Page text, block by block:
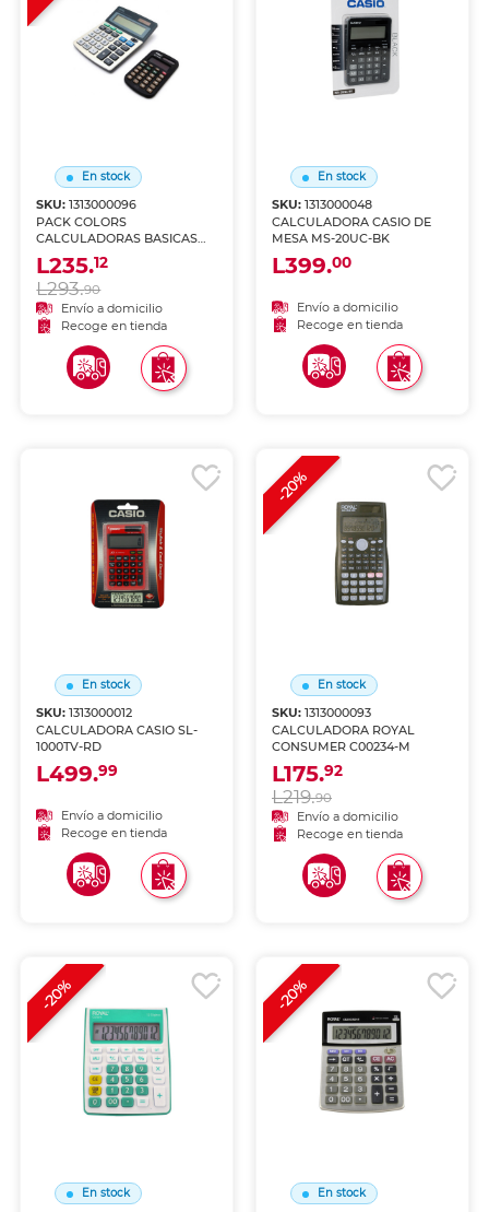
En stock
SKU:1313000096
PACK COLORS
CALCULADORAS BASICAS
ROYAL
L235.12
L293.90
Envío a domicilio
Recoge en tienda
En stock
SKU: 1313000048
CALCULADORA CASIO DE
MESA MS-20UC-BK
L399.00
Envío a domicilio
Recoge en tienda
En stock
SKU:1313000012
CALCULADORA CASIO SL-
1000TV-RD
L499.99
Envío a domicilio
Recoge en tienda
En stock
SKU: 1313000093
CALCULADORA ROYAL
CONSUMER C00234-M
L175.92
L219.90
Envío a domicilio
Recoge en tienda
-20%
En stock
-20%
En stock
-20%